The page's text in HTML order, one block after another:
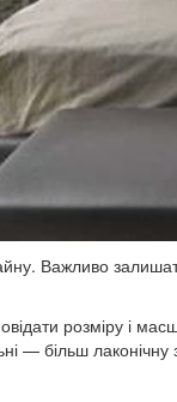
Важливо
розміру і
більш лаконічну